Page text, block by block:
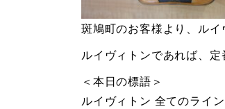
斑鳩町のお客様より、ルイ
ルイヴィトンであれば、
＜本日の標語＞
ルイヴィトン 全てのライ